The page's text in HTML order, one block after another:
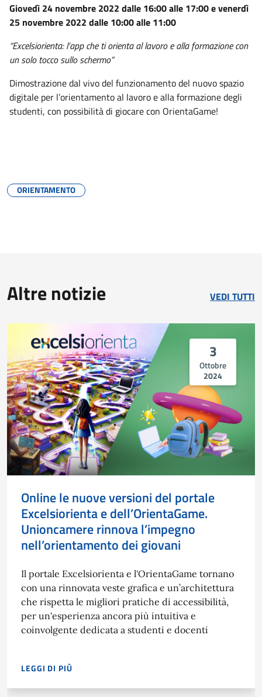
Giovedì 24 novembre 2022 dalle 16:00 alle 17:00 e venerdì
25 novembre 2022 dalle 10:00 alle 11:00
“Excelsiorienta: l’app che ti orienta al lavoro e alla formazione con
un solo tocco sullo schermo”
Dimostrazione dal vivo del funzionamento del nuovo spazio
digitale per l’orientamento al lavoro e alla formazione degli
studenti, con possibilità di giocare con OrientaGame!
ORIENTAMENTO
Altre notizie VEDI TUTTI
3
Ottobre
2024
Online le nuove versioni del portale
Excelsiorienta e dell’OrientaGame.
Unioncamere rinnova l’impegno
nell’orientamento dei giovani
Il portale Excelsiorienta e l'OrientaGame tornano
con una rinnovata veste grafica e un’architettura
che rispetta le migliori pratiche di accessibilità,
per un'esperienza ancora più intuitiva e
coinvolgente dedicata a studenti e docenti
LEGGI DI PIÙ
IL PORTALE EXCELSIORIENTA E L'ORIENTAGAME